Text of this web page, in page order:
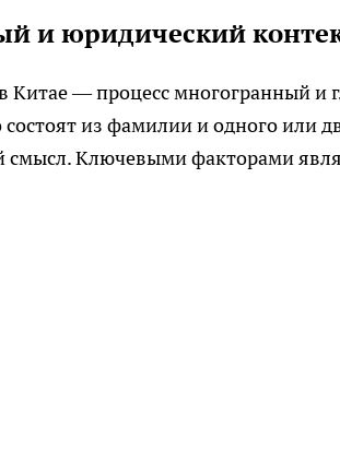
и юридический
Китае — процесс многогранный и
из фамилии и одного или
смысл. Ключевыми факторами